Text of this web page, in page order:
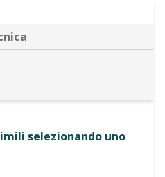
selezionando uno